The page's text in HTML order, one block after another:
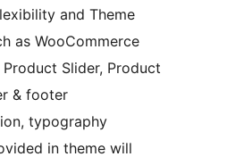
and Theme
as WooCommerce
Slider, Product
& footer
typography
in theme will